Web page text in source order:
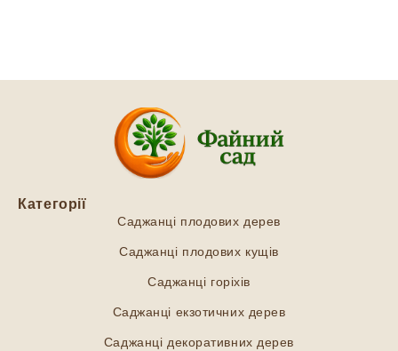
Категорії
Саджанці плодових дерев
Саджанці плодових кущів
Саджанці горіхів
Саджанці екзотичних дерев
Саджанці декоративних дерев